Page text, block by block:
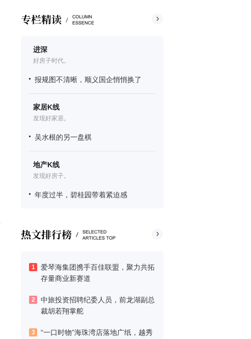
进深
好房子时代。
报规图不清晰，顺义国企悄悄换了
家居K线
发现好家居。
吴水根的另一盘棋
地产K线
发现好房子。
年度过半，碧桂园带着紧迫感
1
爱琴海集团携手百佳联盟，聚力共拓
存量商业新赛道
2
中旅投资招聘纪委人员，前龙湖副总
裁胡若翔掌舵
3
“一口时物”海珠湾店落地广纸，越秀